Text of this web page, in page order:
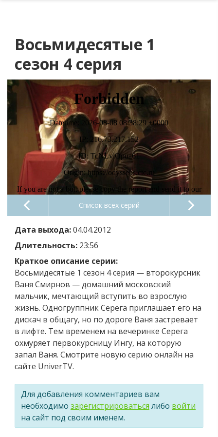
Восьмидесятые 1
сезон 4 серия
Список всех серий
Дата выхода:04.04.2012
Длительность: 23:56
Краткое описание серии:
Восьмидесятые 1 сезон 4 серия — второкурсник
Ваня Смирнов — домашний московский
мальчик, мечтающий вступить во взрослую
жизнь. Одногруппник Серега приглашает его на
дискач в общагу, но по дороге Ваня застревает
в лифте. Тем временем на вечеринке Серега
охмуряет первокурсницу Ингу, на которую
запал Ваня. Смотрите новую серию онлайн на
сайте UniverTV.
Для добавления комментариев вам
необходимо зарегистрироваться либо войти
на сайт под своим именем.